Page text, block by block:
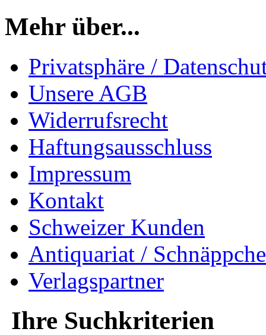
Mehr über...
Privatsphäre /
Unsere AGB
Widerrufsrecht
Haftungsausschluss
Impressum
Kontakt
Schweizer Kunden
Antiquariat /
Verlagspartner
Ihre Suchkriterien